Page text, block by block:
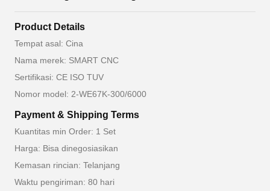
Product Details
Tempat asal: Cina
Nama merek: SMART CNC
Sertifikasi: CE ISO TUV
Nomor model: 2-WE67K-300/6000
Payment & Shipping Terms
Kuantitas min Order: 1 Set
Harga: Bisa dinegosiasikan
Kemasan rincian: Telanjang
Waktu pengiriman: 80 hari